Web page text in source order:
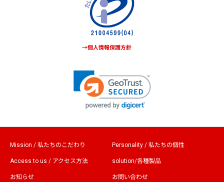
→個人情報保護方針
Mission / 私たちのこだわり Personality / 私たちの個性
Access to us / アクセス方法 solution/各種製品
お知らせ お問い合わせ